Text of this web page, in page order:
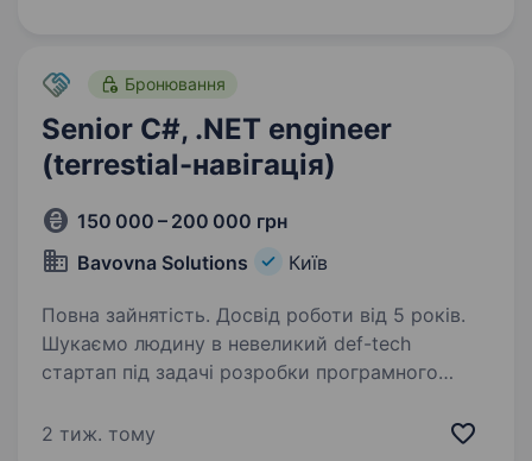
Бронювання
Senior C#, .NET engineer
(terrestial-навігація)
150 000 – 200 000 грн
Bavovna Solutions
Київ
Повна зайнятість. Досвід роботи від 5 років.
Шукаємо людину в невеликий def-tech
стартап під задачі розробки програмного
платформи автономної навігації та пілотування
2 тиж. тому